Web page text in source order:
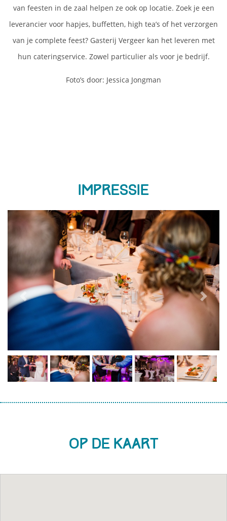
van feesten in de zaal helpen ze ook op locatie. Zoek je een
leverancier voor hapjes, buffetten, high tea’s of het verzorgen
van je complete feest? Gasterij Vergeer kan het leveren met
hun cateringservice. Zowel particulier als voor je bedrijf.
Foto’s door: Jessica Jongman
Impressie
Previous Next
Op de kaart